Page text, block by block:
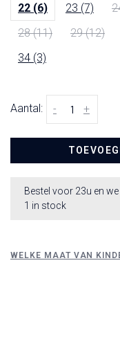
22 (6) 23 (7)
28 (11)
29 (12)
34 (3)
Aantal: +
-
Bestel voor 23u en
1 in stock
WELKE MAAT VAN